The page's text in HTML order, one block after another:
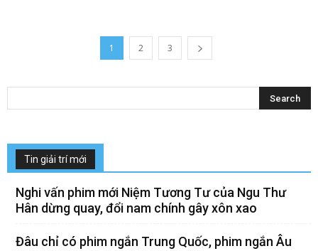
1 2 3
Tin giải trí mới
Nghi vấn phim mới Niệm Tương Tư của Ngu Thư
Hân dừng quay, đổi nam chính gây xôn xao
Đâu chỉ có phim ngắn Trung Quốc, phim ngắn Âu